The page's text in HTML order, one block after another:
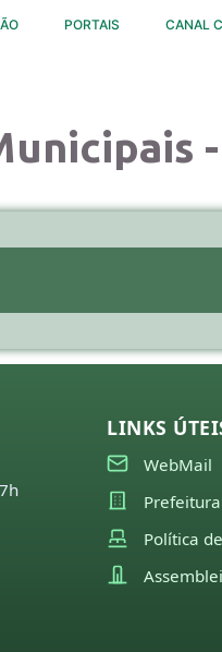
PORTAIS CANAL
-
LINKS
WebMail
Política